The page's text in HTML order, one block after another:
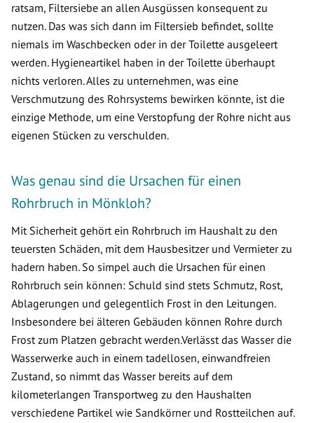
ratsam, Filtersiebe an allen Ausgüssen konsequent zu
nutzen. Das was sich dann im Filtersieb befindet, sollte
niemals im Waschbecken oder in der Toilette ausgeleert
werden. Hygieneartikel haben in der Toilette überhaupt
nichts verloren. Alles zu unternehmen, was eine
Verschmutzung des Rohrsystems bewirken könnte, ist die
einzige Methode, um eine Verstopfung der Rohre nicht aus
eigenen Stücken zu verschulden.
Was genau sind die Ursachen für einen
Rohrbruch in Mönkloh?
Mit Sicherheit gehört ein Rohrbruch im Haushalt zu den
teuersten Schäden, mit dem Hausbesitzer und Vermieter zu
hadern haben. So simpel auch die Ursachen für einen
Rohrbruch sein können: Schuld sind stets Schmutz, Rost,
Ablagerungen und gelegentlich Frost in den Leitungen.
Insbesondere bei älteren Gebäuden können Rohre durch
Frost zum Platzen gebracht werden.Verlässt das Wasser die
Wasserwerke auch in einem tadellosen, einwandfreien
Zustand, so nimmt das Wasser bereits auf dem
kilometerlangen Transportweg zu den Haushalten
verschiedene Partikel wie Sandkörner und Rostteilchen auf.